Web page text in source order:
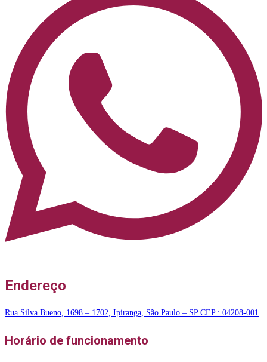
Endereço
Rua Silva Bueno, 1698 – 1702, Ipiranga, São Paulo – SP CEP : 04208-001
Horário de funcionamento